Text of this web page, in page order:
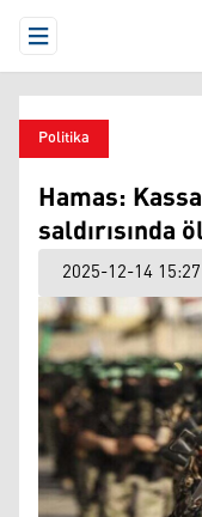
Open Menu
Politika
Hamas:
saldırısında
2025-12-14 15:27